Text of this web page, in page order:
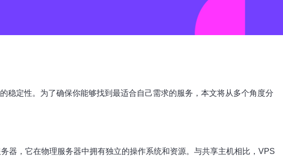
稳定性。为了确保你能够找到最适合自己需求的服务，本文将从多个角度分
器，它在物理服务器中拥有独立的操作系统和资源。与共享主机相比，VPS